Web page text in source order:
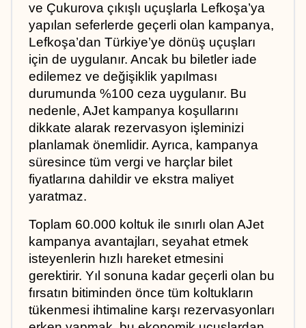
ve Çukurova çıkışlı uçuşlarla Lefkoşa’ya
yapılan seferlerde geçerli olan kampanya,
Lefkoşa’dan Türkiye’ye dönüş uçuşları
için de uygulanır. Ancak bu biletler iade
edilemez ve değişiklik yapılması
durumunda %100 ceza uygulanır. Bu
nedenle, AJet kampanya koşullarını
dikkate alarak rezervasyon işleminizi
planlamak önemlidir. Ayrıca, kampanya
süresince tüm vergi ve harçlar bilet
fiyatlarına dahildir ve ekstra maliyet
yaratmaz.
Toplam 60.000 koltuk ile sınırlı olan AJet
kampanya avantajları, seyahat etmek
isteyenlerin hızlı hareket etmesini
gerektirir. Yıl sonuna kadar geçerli olan bu
fırsatın bitiminden önce tüm koltukların
tükenmesi ihtimaline karşı rezervasyonları